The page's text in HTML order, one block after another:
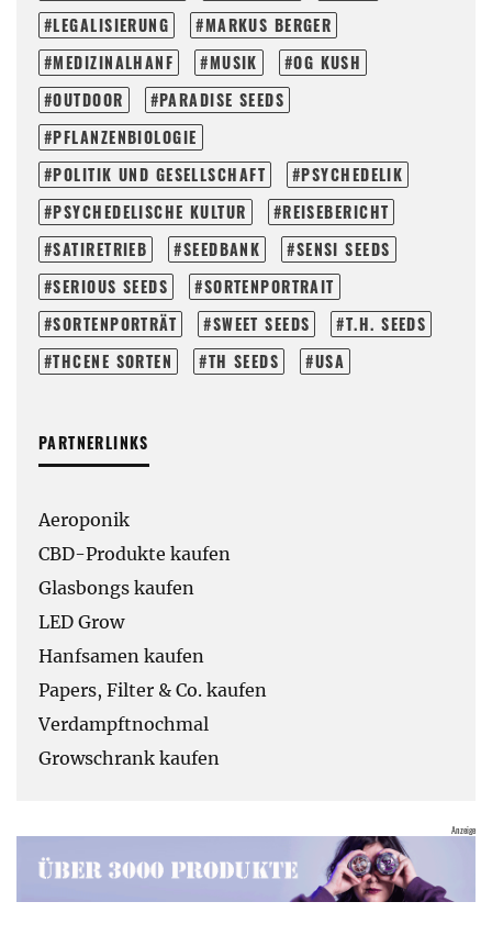
LEGALISIERUNG
MARKUS BERGER
MEDIZINALHANF
MUSIK
OG KUSH
OUTDOOR
PARADISE SEEDS
PFLANZENBIOLOGIE
POLITIK UND GESELLSCHAFT
PSYCHEDELIK
PSYCHEDELISCHE KULTUR
REISEBERICHT
SATIRETRIEB
SEEDBANK
SENSI SEEDS
SERIOUS SEEDS
SORTENPORTRAIT
SORTENPORTRÄT
SWEET SEEDS
T.H. SEEDS
THCENE SORTEN
TH SEEDS USA
PARTNERLINKS
Aeroponik
CBD-Produkte kaufen
Glasbongs kaufen
LED Grow
Hanfsamen kaufen
Papers, Filter & Co. kaufen
Verdampftnochmal
Growschrank kaufen